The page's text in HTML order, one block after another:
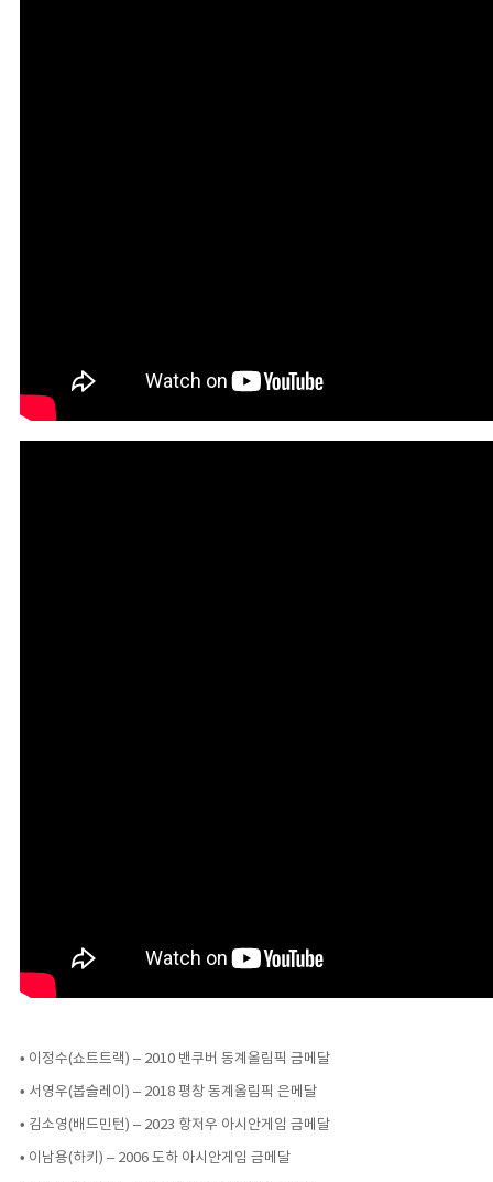
• 이정수(쇼트트랙) – 2010 밴쿠버 동계올림픽 금메달
• 서영우(봅슬레이) – 2018 평창 동계올림픽 은메달
• 김소영(배드민턴) – 2023 항저우 아시안게임 금메달
• 이남용(하키) – 2006 도하 아시안게임 금메달